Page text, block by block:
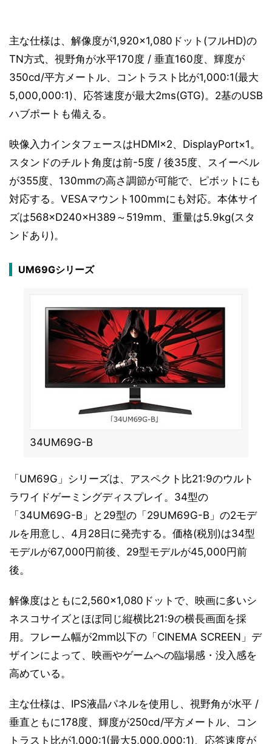
主な仕様は、解像度が1,920×1,080ドット(フルHD)の
TN方式、視野角が水平170度 / 垂直160度、輝度が
350cd/平方メートル、コントラスト比が1,000:1(最大
5,000,000:1)、応答速度が最大2ms(GTG)。2基のUSB
ハブポートも備える。
映像入力インタフェースはHDMI×2、DisplayPort×1。
スタンドのチルト角度は前-5度 / 後35度、スイーベル
が355度、130mmの高さ調節が可能で、ピボットにも
対応する。VESAマウント100mmにも対応。本体サイ
ズは568×D240×H389～519mm、重量は5.9kg(スタ
ンドあり)。
UM69Gシリーズ
34UM69G-B
「UM69G」シリーズは、アスペクト比21:9のウルト
ラワイドゲーミングディスプレイ。34型の
「34UM69G-B」と29型の「29UM69G-B」の2モデ
ルを用意し、4月28日に発売する。価格(税別)は34型
モデルが67,000円前後、29型モデルが45,000円前
後。
解像度はともに2,560×1,080ドットで、映画に多いシ
ネスコサイズとほぼ同じ縦横比21:9の横長画面を採
用。フレーム幅が2mm以下の「CINEMA SCREEN」デ
ザインによって、映画やゲームへの臨場感・没入感を
高めている。
主な仕様は、IPS液晶パネルを使用し、視野角が水平 /
垂直ともに178度、輝度が250cd/平方メートル、コン
トラスト比が1,000:1(最大5,000,000:1)、応答速度が